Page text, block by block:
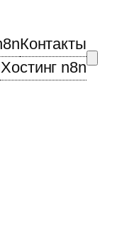
Контакты
Хостинг n8n